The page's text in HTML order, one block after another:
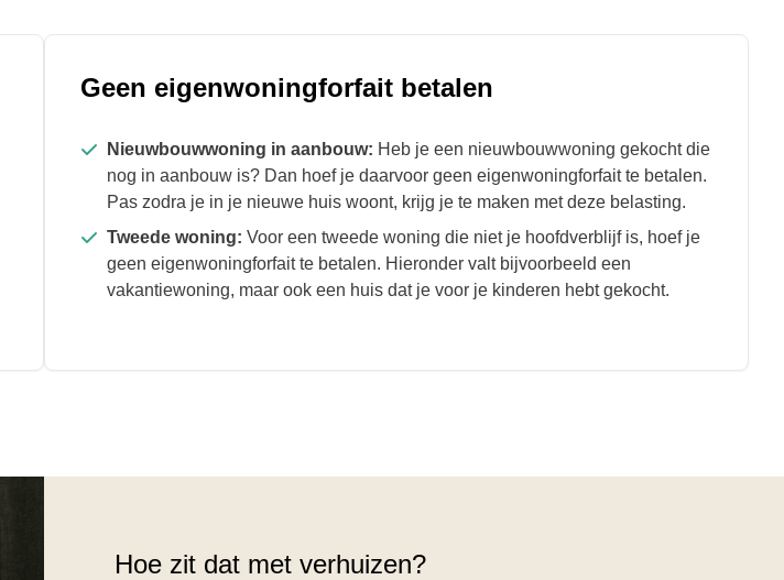
Geen eigenwoningforfait betalen
Nieuwbouwwoning in aanbouw: Heb je een nieuwbouwwoning gekocht die
nog in aanbouw is? Dan hoef je daarvoor geen eigenwoningforfait te betalen.
Pas zodra je in je nieuwe huis woont, krijg je te maken met deze belasting.
Tweede woning: Voor een tweede woning die niet je hoofdverblijf is, hoef je
geen eigenwoningforfait te betalen. Hieronder valt bijvoorbeeld een
vakantiewoning, maar ook een huis dat je voor je kinderen hebt gekocht.
Hoe zit dat met verhuizen?